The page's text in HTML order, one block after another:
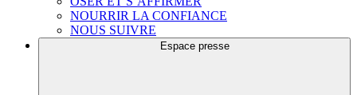
NOURRIR LA CONFIANCE
NOUS SUIVRE
Espace presse